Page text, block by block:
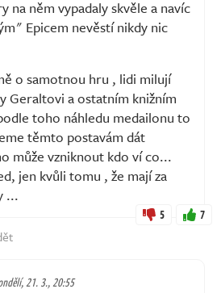
na něm vypadaly skvěle a navíc
Epicem nevěstí nikdy nic
o samotnou hru , lidi milují
Geraltovi a ostatním knižním
toho náhledu medailonu to
těmto postavám dát
může vzniknout kdo ví co...
jen kvůli tomu , že mají za
...
5 7
21. 3., 20:55